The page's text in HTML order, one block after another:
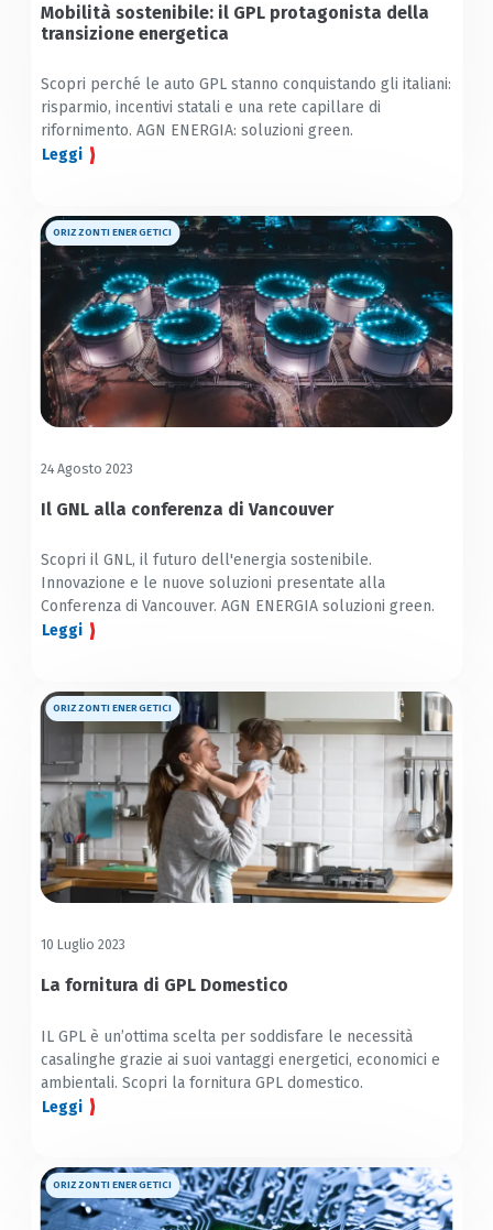
Mobilità sostenibile: il GPL protagonista della
transizione energetica
Scopri perché le auto GPL stanno conquistando gli italiani:
risparmio, incentivi statali e una rete capillare di
rifornimento. AGN ENERGIA: soluzioni green.
Leggi
ORIZZONTI ENERGETICI
24 Agosto 2023
Il GNL alla conferenza di Vancouver
Scopri il GNL, il futuro dell'energia sostenibile.
Innovazione e le nuove soluzioni presentate alla
Conferenza di Vancouver. AGN ENERGIA soluzioni green.
Leggi
ORIZZONTI ENERGETICI
10 Luglio 2023
La fornitura di GPL Domestico
IL GPL è un’ottima scelta per soddisfare le necessità
casalinghe grazie ai suoi vantaggi energetici, economici e
ambientali. Scopri la fornitura GPL domestico.
Leggi
ORIZZONTI ENERGETICI